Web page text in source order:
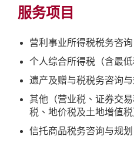
服务项目
营利事业所得税税务咨询
个人综合所得税（含最
遗产及赠与税税务咨询与
其他（营业税、证券交
税、地价税及土地增值
信托商品税务咨询与规划